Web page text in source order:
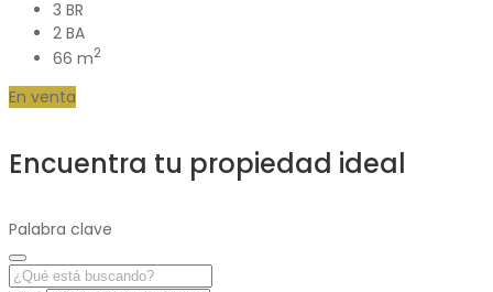
3 BR
2 BA
66 m2
En venta
Encuentra tu propiedad ideal
Palabra clave